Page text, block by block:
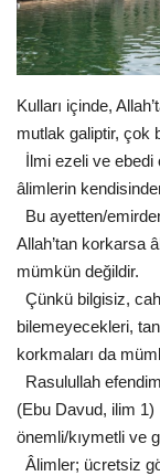
Gündem
Tekno Bilim
Ekonomi
Siyaset
Galeriler
Yaşam
Künye
Sağlık
Kulları içinde,
mutlak galiptir, çok
İlmi ezeli ve ebedi
âlimlerin
Bu ayetten/
Allah’tan korkarsa
mümkün değildir.
Çünkü bilgisiz,
bilemeyecekleri,
korkmaları da
Rasulullah
(Ebu Davud, ilim 1)
önemli/kıymetli ve
Âlimler; ücretsiz